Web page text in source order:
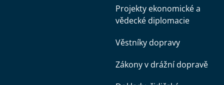
Projekty ekonomické a
vědecké diplomacie
Věstníky dopravy
Zákony v drážní dopravě